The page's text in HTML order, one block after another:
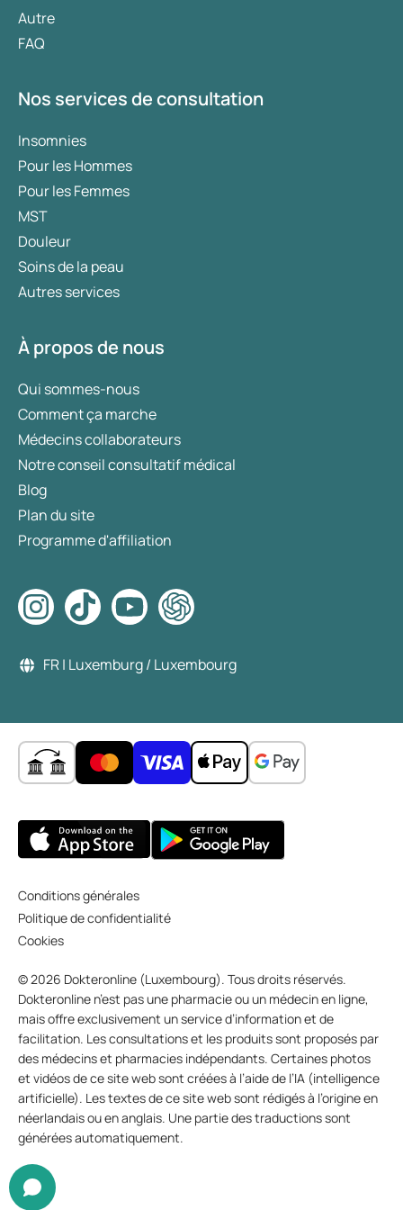
Autre
FAQ
Nos services de consultation
Insomnies
Pour les Hommes
Pour les Femmes
MST
Douleur
Soins de la peau
Autres services
À propos de nous
Qui sommes-nous
Comment ça marche
Médecins collaborateurs
Notre conseil consultatif médical
Blog
Plan du site
Programme d'affiliation
FR | Luxemburg / Luxembourg
Conditions générales
Politique de confidentialité
Cookies
© 2026 Dokteronline (Luxembourg). Tous droits réservés.
Dokteronline n’est pas une pharmacie ou un médecin en ligne,
mais offre exclusivement un service d’information et de
facilitation. Les consultations et les produits sont proposés par
des médecins et pharmacies indépendants. Certaines photos
et vidéos de ce site web sont créées à l’aide de l’IA (intelligence
artificielle). Les textes de ce site web sont rédigés à l’origine en
néerlandais ou en anglais. Une partie des traductions sont
générées automatiquement.